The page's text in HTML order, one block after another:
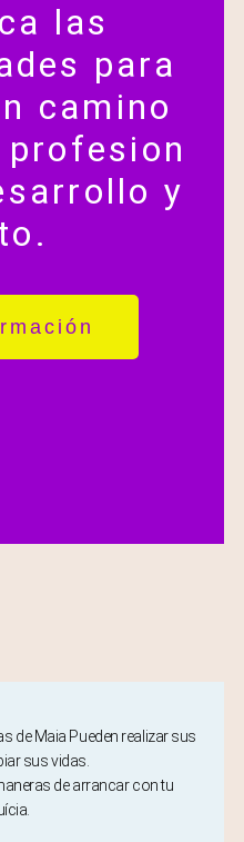
las
para
camino
y
de Maia Pueden realizar sus
sus vidas.
de arrancar con tu